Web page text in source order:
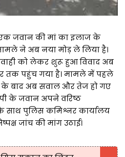
जवान की मां का इलाज के
ने अब नया मोड़ ले लिया है।
को लेकर शुरू हुआ विवाद अब
तक पहुंच गया है। मामले में पहले
बाद अब सवाल और तेज हो गए
के जवान अपने वरिष्ठ
साथ पुलिस कमिश्नर कार्यालय
जांच की मांग उठाई।